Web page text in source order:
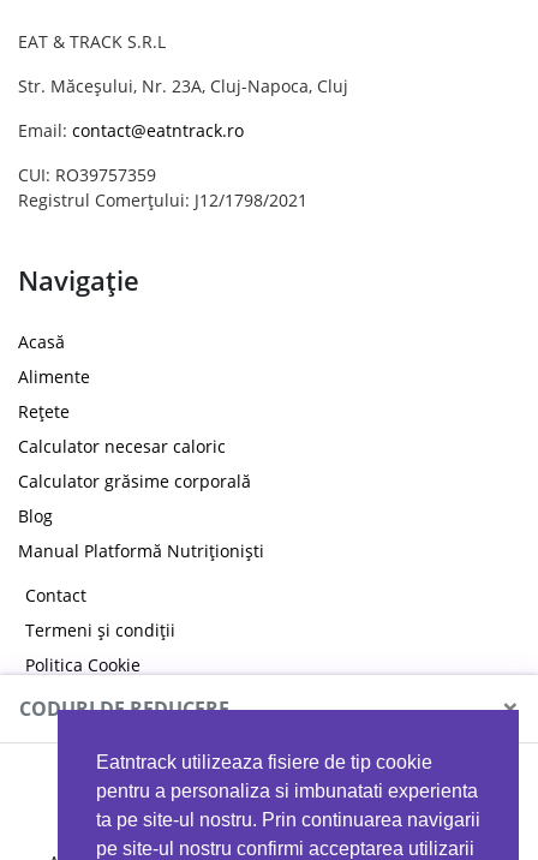
Eatntrack utilizeaza fisiere de tip cookie
pentru a personaliza si imbunatati experienta
ta pe site-ul nostru. Prin continuarea navigarii
pe site-ul nostru confirmi acceptarea utilizarii
EAT & TRACK S.R.L
Str. Măceșului, Nr. 23A, Cluj-Napoca, Cluj
Email: contact@eatntrack.ro
CUI: RO39757359
Registrul Comerțului: J12/1798/2021
Navigație
Acasă
Alimente
Rețete
Calculator necesar caloric
Calculator grăsime corporală
Blog
Manual Platformă Nutriționiști
Contact
Termeni și condiții
Politica Cookie
Politica de confidențialitate
CODURI DE REDUCERE ×
MYPROTEIN